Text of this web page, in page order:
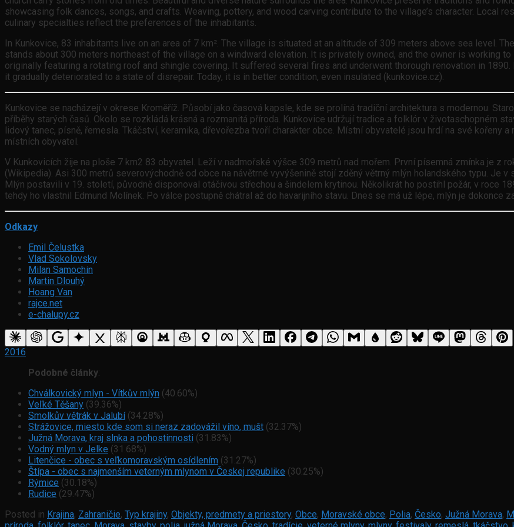
showcasing folk dances, songs, and crafts. Weaving, pottery, and wood carving contribute to the village’s character. Local
culinary specialties reflect the preferences of the inhabitants.
In Kunkovice, 83 inhabitants live on an area of 7 km². The village is situated at an altitude of 309 meters above sea level.
stands about 300 meters northeast of the village on a windward elevation. It is privately owned, and the owner is working
originally featuring a rotating roof and shingle covering. It suffered several fires and underwent thorough renovation in
it gradually deteriorated to a state of disrepair. Today, it is in better condition, even insulated (kunkovice.cz).
Kunkovice se nacházejí v okrese Kroměříž. Působí jako časová kapsle, kde se prolíná tradiční architektura s modernou.
příběhy starých časů. Okolo se rozkládá krásná a rozmanitá příroda. Kunkovice udržují tradice a folklór v životaschopném
lidový tanec, písně, řemesla. Tkáčství, keramika, dřevořezba tvoří charakter obce. Místní obyvatelé jsou hrdí na své kořeny
místních obyvatel.
V Kunkovicích žije na ploše 7 km2 83 obyvatel. Leží v nadmořské výšce 309 metrů nad mořem. První písemná zmínka je z
(Wikipedia). Asi 300 metrů severovýchodně od obce na návětrné vyvýšenině stojí zděný větrný mlýn holandského typu. Je
Mlýn postavili v 19. století, původně disponoval otáčivou střechou a šindelem krytinou. Několikrát ho postihl požár, v roce
tehdy ho vlastnil Edmund Molínek. Po válce postupně chátral až do havarijního stavu. Dnes se má už lépe, mlýn je dokonce
Odkazy
Emil Čelustka
Vlad Sokolovsky
Milan Samochin
Martin Dlouhý
Hoang Van
rajce.net
e-chalupy.cz
2016
Podobné články:
Chválkovický mlyn - Vítkův mlýn (40.60%)
Veľké Těšany (39.36%)
Smolkův větrák v Jalubí(34.28%)
Strážovice, miesto kde som si neraz zadovážil víno, mušt (32.37%)
Južná Morava, kraj slnka a pohostinnosti (31.83%)
Vodný mlyn v Jelke (31.68%)
Litenčice - obec s veľkomoravským osídlením (31.27%)
Štípa - obec s najmenším veterným mlynom v Českej republike (30.25%)
Rýmice (30.18%)
Rudice (29.47%)
Posted in Krajina, Zahraničie, Typ krajiny, Objekty, predmety a priestory, Obce, Moravské obce, Polia, Česko, Južná Morava,